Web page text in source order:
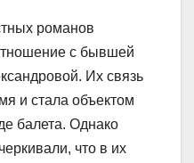
романов
с бывшей
Их связь
и стала объектом
балета. Однако
что в их